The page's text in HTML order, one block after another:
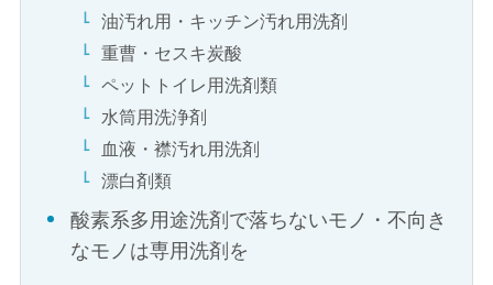
油汚れ用・キッチン汚れ用洗剤
重曹・セスキ炭酸
ペットトイレ用洗剤類
水筒用洗浄剤
血液・襟汚れ用洗剤
漂白剤類
酸素系多用途洗剤で落ちないモノ・不向き
なモノは専用洗剤を